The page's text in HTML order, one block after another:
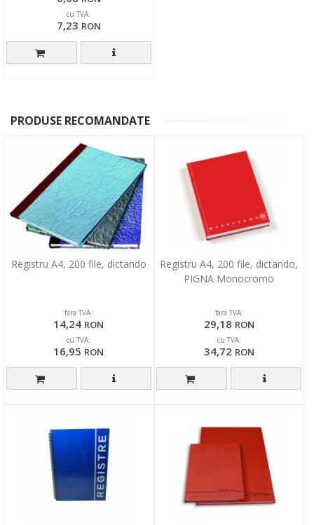
cu TVA:
7,23 RON
PRODUSE RECOMANDATE
Registru A4, 200 file, dictando
fara TVA:
14,24 RON
cu TVA:
16,95 RON
Registru A4, 200 file, dictando,
PIGNA Monocromo
fara TVA:
29,18 RON
cu TVA:
34,72 RON